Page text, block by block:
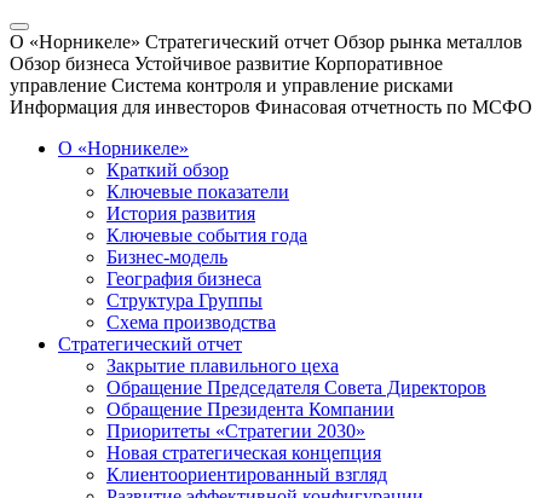
О «Норникеле» Стратегический отчет Обзор рынка металлов
Обзор бизнеса Устойчивое развитие Корпоративное
управление Система контроля и управление рисками
Информация для инвесторов Финасовая отчетность по МСФО
О «Норникеле»
Краткий обзор
Ключевые показатели
История развития
Ключевые события года
Бизнес-модель
География бизнеса
Структура Группы
Схема производства
Стратегический отчет
Закрытие плавильного цеха
Обращение Председателя Совета Директоров
Обращение Президента Компании
Приоритеты «Стратегии 2030»
Новая стратегическая концепция
Клиентоориентированный взгляд